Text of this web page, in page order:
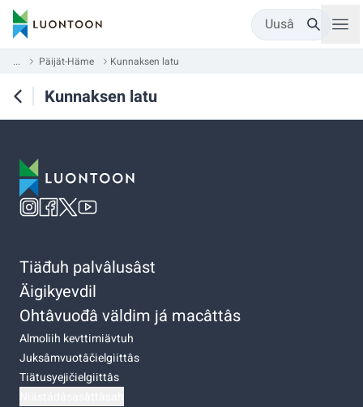
Uusâ
... Päijät-Häme Kunnaksen latu
Kunnaksen latu
Tiäđuh palvâlusâst
Äigikyevdil
Ohtâvuođâ väldim já macâttâs
Almoliih kevttimiävtuh
Juksâmvuotâčielgiittâs
Tiätusyejičielgiittâs